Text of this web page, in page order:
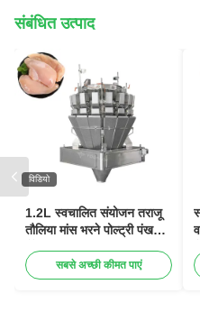
संबंधित उत्पाद
विडियो
1.2L स्वचालित संयोजन तराजू
तौलिया मांस भरने पोल्ट्री पंख
सबसे अच्छी कीमत पाएं